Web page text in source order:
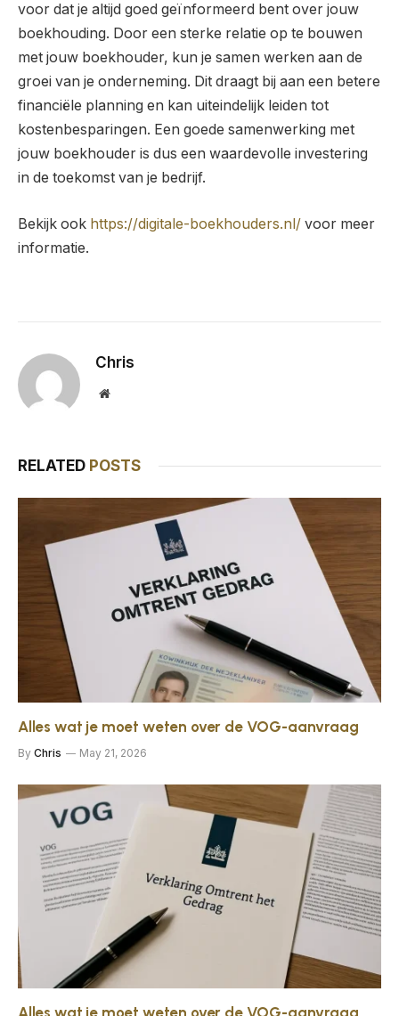
voor dat je altijd goed geïnformeerd bent over jouw
boekhouding. Door een sterke relatie op te bouwen
met jouw boekhouder, kun je samen werken aan de
groei van je onderneming. Dit draagt bij aan een betere
financiële planning en kan uiteindelijk leiden tot
kostenbesparingen. Een goede samenwerking met
jouw boekhouder is dus een waardevolle investering
in de toekomst van je bedrijf.
Bekijk ook https://digitale-boekhouders.nl/ voor meer
informatie.
Chris
Website
RELATED POSTS
Alles wat je moet weten over de VOG-aanvraag
By Chris May 21, 2026